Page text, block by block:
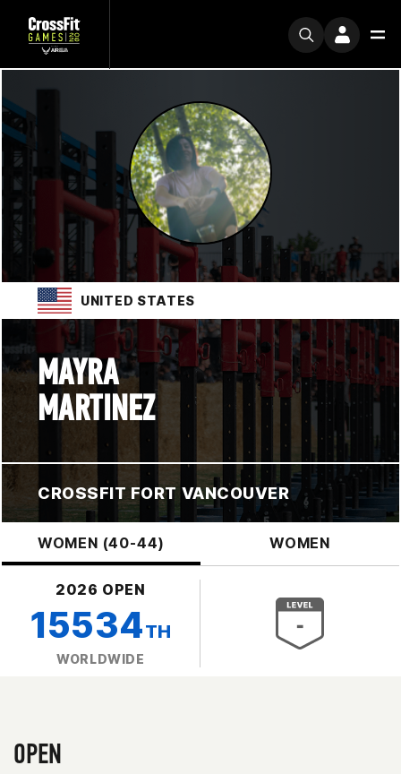
UNITED STATES
MAYRA
MARTINEZ
CROSSFIT FORT VANCOUVER
WOMEN (40-44) WOMEN
2026 OPEN
15534TH
WORLDWIDE
OPEN